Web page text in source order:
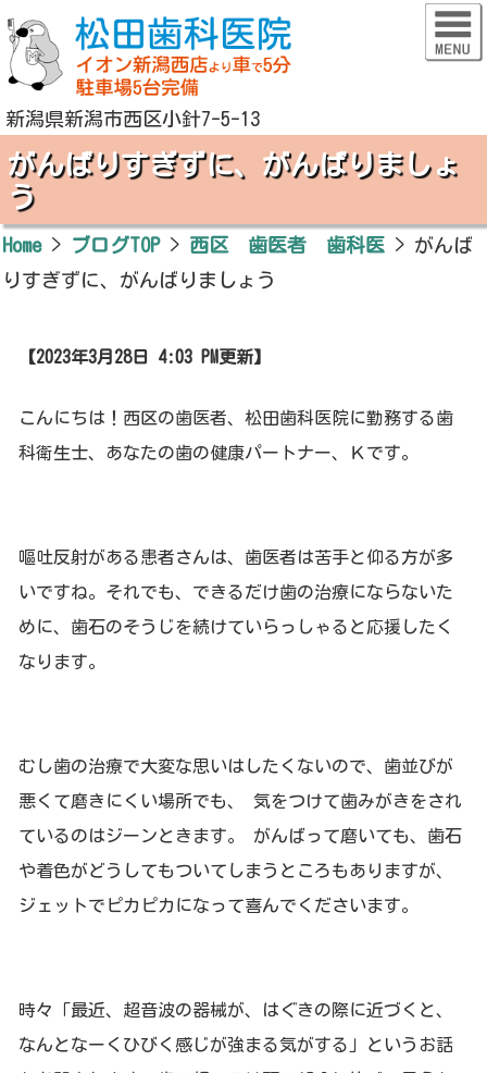
新潟県新潟市西区小針7-5-13
がんばりすぎずに、がんばりましょ
う
Home> ブログTOP> 西区 歯医者 歯科医 > がんば
りすぎずに、がんばりましょう
【2023年3月28日 4:03 PM更新】
こんにちは！西区の歯医者、松田歯科医院に勤務する歯
科衛生士、あなたの歯の健康パートナー、Ｋです。
嘔吐反射がある患者さんは、歯医者は苦手と仰る方が多
いですね。それでも、できるだけ歯の治療にならないた
めに、歯石のそうじを続けていらっしゃると応援したく
なります。
むし歯の治療で大変な思いはしたくないので、歯並びが
悪くて磨きにくい場所でも、 気をつけて歯みがきをされ
ているのはジーンときます。 がんばって磨いても、歯石
や着色がどうしてもついてしまうところもありますが、
ジェットでピカピカになって喜んでくださいます。
時々「最近、超音波の器械が、はぐきの際に近づくと、
なんとなーくひびく感じが強まる気がする」というお話